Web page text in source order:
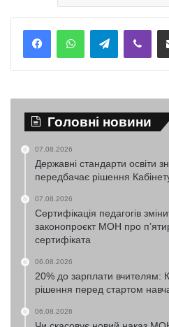
Telegram
Головні новини
07.08.2026
Державні стандарти освіти
передбачає рішення
07.08.2026
Сертифікація педагогів
законопроєкт МОН про
сертифіката
06.08.2026
20% до зарплати вчителям:
рішення перед стартом
06.08.2026